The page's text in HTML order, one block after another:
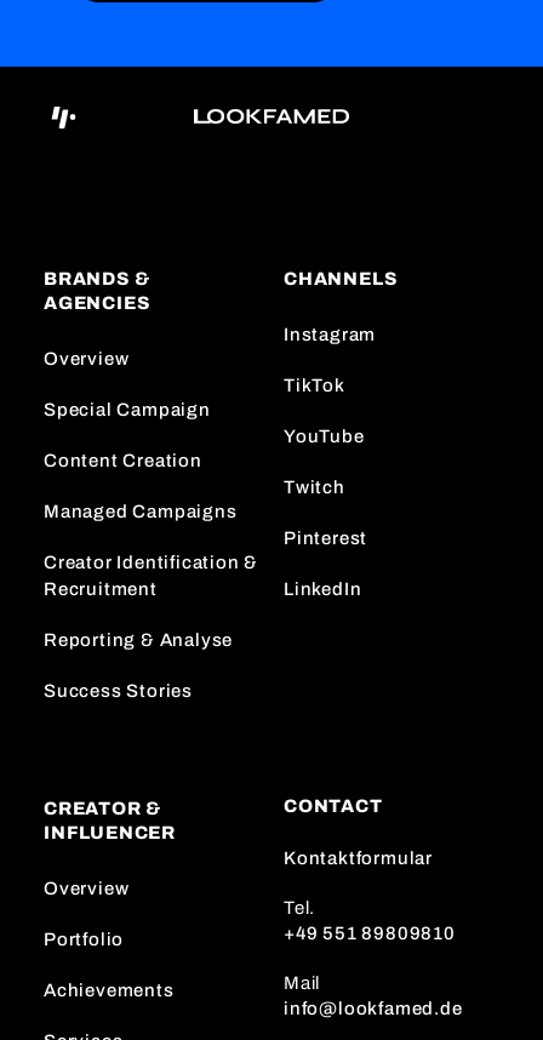
BRANDS &
AGENCIES
Overview
Special Campaign
Content Creation
Managed Campaigns
Creator Identification &
Recruitment
Reporting & Analyse
Success Stories
CHANNELS
Instagram
TikTok
YouTube
Twitch
Pinterest
LinkedIn
CREATOR &
INFLUENCER
Overview
Portfolio
Achievements
CONTACT
Kontaktformular
Tel.
+49 551 89809810
Mail
info@lookfamed.de